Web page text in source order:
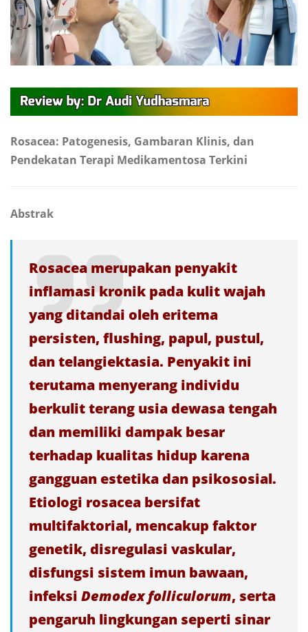
Rosacea: Patogenesis, Gambaran Klinis, dan
Pendekatan Terapi Medikamentosa Terkini
Abstrak
Rosacea merupakan penyakit
inflamasi kronik pada kulit wajah
yang ditandai oleh eritema
persisten, flushing, papul, pustul,
dan telangiektasia. Penyakit ini
terutama menyerang individu
berkulit terang usia dewasa tengah
dan memiliki dampak besar
terhadap kualitas hidup karena
gangguan estetika dan psikososial.
Etiologi rosacea bersifat
multifaktorial, mencakup faktor
genetik, disregulasi vaskular,
disfungsi sistem imun bawaan,
infeksi Demodex folliculorum, serta
pengaruh lingkungan seperti sinar